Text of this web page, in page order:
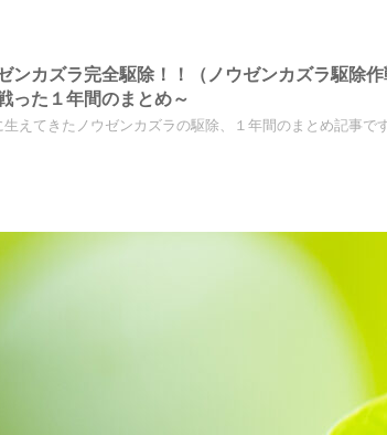
ンカズラ完全駆除！！（ノウゼンカズラ駆除
った１年間のまとめ～
生えてきたノウゼンカズラの駆除、１年間のまとめ記事です